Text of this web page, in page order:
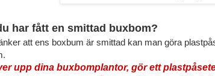
har fått en smittad buxbom?
att ens boxbum är smittad kan man göra
upp dina buxbomplantor, gör ett